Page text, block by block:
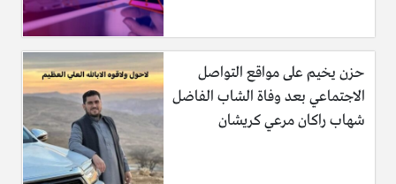
حزن يخيم على مواقع التواصل
الاجتماعي بعد وفاة الشاب الفاضل
شهاب راكان مرعي كريشان